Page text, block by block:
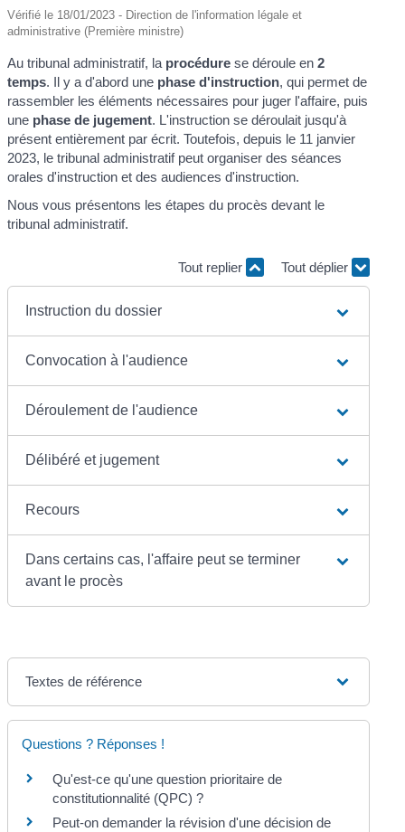
Vérifié le 18/01/2023 - Direction de l'information légale et
administrative (Première ministre)
Au tribunal administratif, la procédure se déroule en2
temps. Il y a d'abord une phase d'instruction, qui permet de
rassembler les éléments nécessaires pour juger l'affaire, puis
une phase de jugement. L'instruction se déroulait jusqu'à
présent entièrement par écrit. Toutefois, depuis le 11 janvier
2023, le tribunal administratif peut organiser des séances
orales d'instruction et des audiences d'instruction.
Nous vous présentons les étapes du procès devant le
tribunal administratif.
Tout replier Tout déplier
Instruction du dossier
Convocation à l'audience
Déroulement de l'audience
Délibéré et jugement
Recours
Dans certains cas, l'affaire peut se terminer
avant le procès
Textes de référence
Questions ? Réponses !
Qu'est-ce qu'une question prioritaire de
constitutionnalité (QPC) ?
Peut-on demander la révision d'une décision de